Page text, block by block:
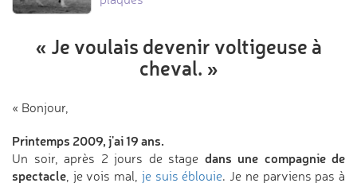
« Je voulais devenir voltigeuse à
cheval. »
« Bonjour,
Printemps 2009, j'ai 19 ans.
Un soir, après 2 jours de stage dans une compagnie de
spectacle, je vois mal, je suis éblouie. Je ne parviens pas à